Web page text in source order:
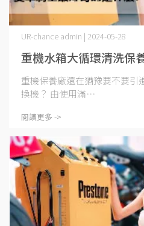
重機水箱大循環清洗保
UR-chance admin | 2024-05-28
重機保養廠還在猶豫要不要引
換機？ 由使用滿⋯
閱讀更多 ->